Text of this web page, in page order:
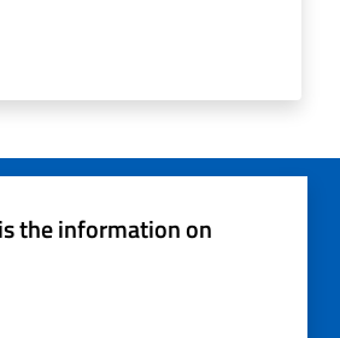
the information on